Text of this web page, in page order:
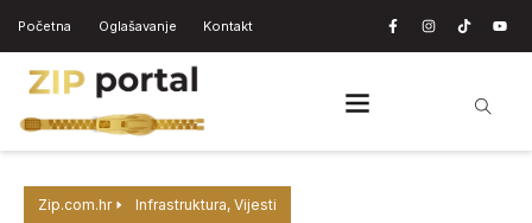
Početna Oglašavanje Kontakt
Zip.com.hr Infrastruktura, Vijesti